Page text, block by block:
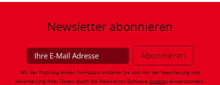
Newsletter abonnieren
Mit der Nutzung dieses Formulars erklären Sie sich mit der Speicherung und
Verarbeitung Ihrer Daten durch die Newsletter-Software dodeley einverstanden.